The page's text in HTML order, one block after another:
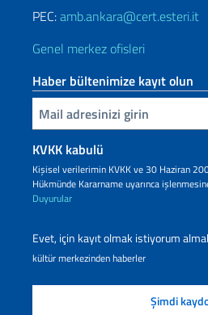
PEC:amb.ankara@cert.esteri.it
Genel merkez ofisleri
Haber bültenimize kayıt olun
Inserisci la tua email
KVKK kabulü
Kişisel verilerimin KVKK ve 30 Haziran
Hükmünde Kararname uyarınca
Duyurular
Evet, için kayıt olmak istiyorum
kültür merkezinden haberler